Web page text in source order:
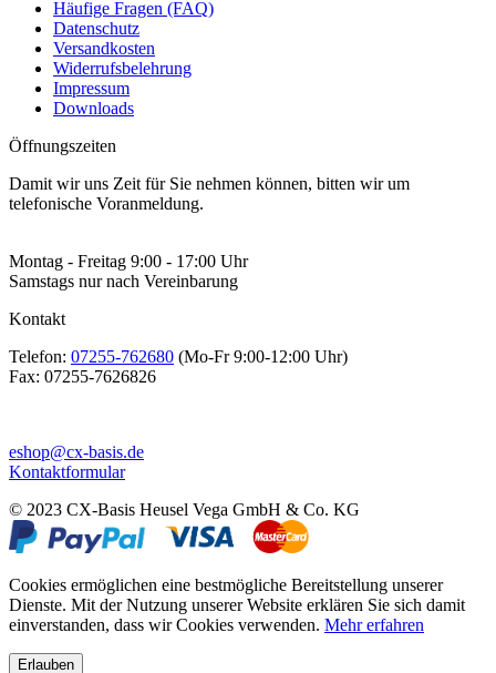
Häufige Fragen (FAQ)
Datenschutz
Versandkosten
Widerrufsbelehrung
Impressum
Downloads
Öffnungszeiten
Damit wir uns Zeit für Sie nehmen können, bitten wir um
telefonische Voranmeldung.
Montag - Freitag 9:00 - 17:00 Uhr
Samstags nur nach Vereinbarung
Kontakt
Telefon: 07255-762680 (Mo-Fr 9:00-12:00 Uhr)
Fax: 07255-7626826
eshop@cx-basis.de
Kontaktformular
© 2023 CX-Basis Heusel Vega GmbH & Co. KG
Cookies ermöglichen eine bestmögliche Bereitstellung unserer
Dienste. Mit der Nutzung unserer Website erklären Sie sich damit
einverstanden, dass wir Cookies verwenden. Mehr erfahren
Erlauben